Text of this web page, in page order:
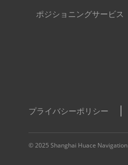
ポジショニングサービス
プライバシーポリシー
© 2025 Shanghai Huace Navigation